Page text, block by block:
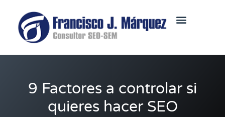
9 Factores a controlar si
quieres hacer SEO